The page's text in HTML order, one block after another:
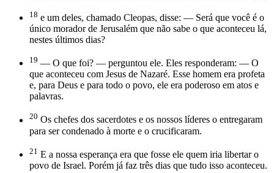
18 e um deles, chamado Cleopas, disse: — Será que você é o
único morador de Jerusalém que não sabe o que aconteceu lá,
nestes últimos dias?
19 — O que foi? — perguntou ele. Eles responderam: — O
que aconteceu com Jesus de Nazaré. Esse homem era profeta
e, para Deus e para todo o povo, ele era poderoso em atos e
palavras.
20 Os chefes dos sacerdotes e os nossos líderes o entregaram
para ser condenado à morte e o crucificaram.
21 E a nossa esperança era que fosse ele quem iria libertar o
povo de Israel. Porém já faz três dias que tudo isso aconteceu.